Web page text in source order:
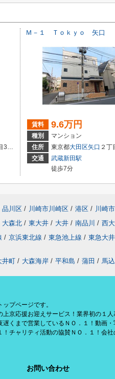
1
Ｍ－１ Ｔｏｋｙｏ 矢口
賃料 9.6万円
種別
マンション
住所
東京都大田区矢口 ２丁
交通
武蔵新田駅
徒歩7分
品川区 / 川崎市川崎区 / 港区 / 川崎
大森北 / 東大井 / 大井 / 南品川 / 西
/ 京浜東北線 / 東急池上線 / 東急大
井町 / 大森海岸 / 平和島 / 蒲田 / 馬込
プページです。
京応援お迎えサービス！業界初の１
くまで営業しているＮＯ．１！動画
チャリティ活動の協賛ＮＯ．１！会
お問い合わせ